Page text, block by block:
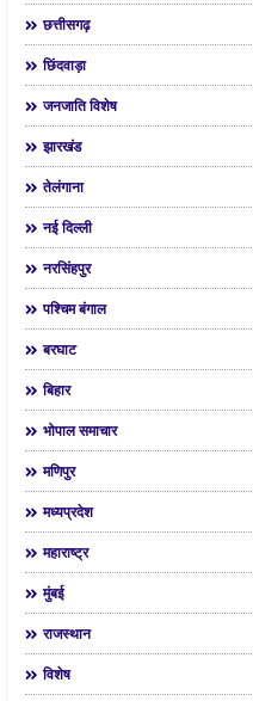
छत्तीसगढ़
छिंदवाड़ा
जनजाति विशेष
झारखंड
तेलंगाना
नई दिल्ली
नरसिंहपुर
पश्चिम बंगाल
बरघाट
बिहार
भोपाल समाचार
मणिपुर
मध्यप्रदेश
महाराष्ट्र
मुंबई
राजस्थान
विशेष